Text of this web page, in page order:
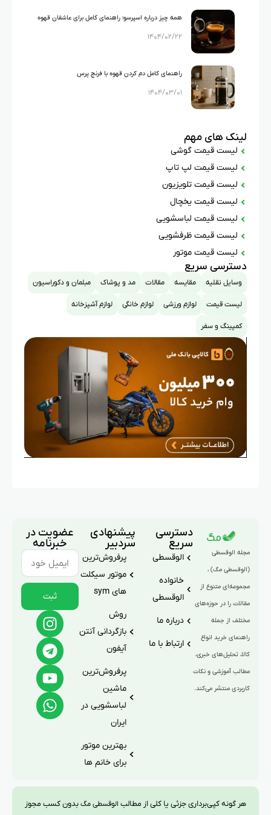
همه چیز درباره اسپرسو؛ راهنمای کامل برای عاشقان قهوه
۱۴۰۴/۰۲/۲۲
راهنمای کامل دم کردن قهوه با فرنچ پرس
۱۴۰۴/۰۳/۰۱
لینک های مهم
لیست قیمت گوشی
لیست قیمت لپ تاپ
لیست قیمت تلویزیون
لیست قیمت یخچال
لیست قیمت لباسشویی
لیست قیمت ظرفشویی
لیست قیمت موتور
دسترسی سریع
وسایل نقلیه مقایسه مقالات مد و پوشاک مبلمان و دکوراسیون
لیست قیمت لوازم ورزشی لوازم خانگی لوازم آشپزخانه
کمپینگ و سفر
مجله الوقسطی
(الوقسطی مگ) ،
مجموعه‌ای متنوع از
مقالات را در حوزه‌های
مختلف از جمله
راهنمای خرید انواع
کالا، تحلیل‌های خبری،
مطالب آموزشی و نکات
کاربردی منتشر می‌کند.
دسترسی
سریع
الوقسطی
خانواده
الوقسطی
درباره ما
ارتباط با ما
پیشنهادی
سردبیر
پرفروش‌ترین
موتور سیکلت
های sym
روش
بازگردانی آنتن
آیفون
پرفروش‌ترین
ماشین
لباسشویی در
ایران
بهترین موتور
برای خانم ها
عضویت در
خبرنامه
ثبت
هر گونه کپی‌برداری جزئی یا کلی از مطالب الوقسطی مگبدون کسب مجوز